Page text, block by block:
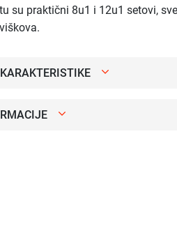
su praktični 8u1 i 12u1 setovi,